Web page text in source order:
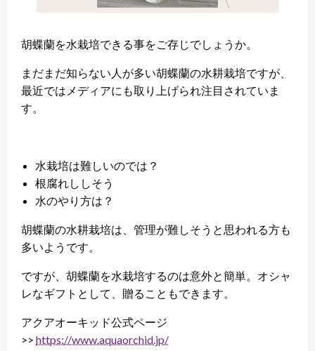
胡蝶蘭を水栽培できる事をご存じでしょうか。
まだまだ知らない人が多い胡蝶蘭の水耕栽培ですが、
最近ではメディアにも取り上げられ注目されていま
す。
水栽培は難しいのでは？
根腐れししそう
水のやり方は？
胡蝶蘭の水耕栽培は、管理が難しそうと思われる方も
多いようです。
ですが、胡蝶蘭を水栽培するのは意外と簡単。オシャ
レなギフトとして、贈ることもできます。
アクアオーキッド公式ページ
>> https://www.aquaorchid.jp/